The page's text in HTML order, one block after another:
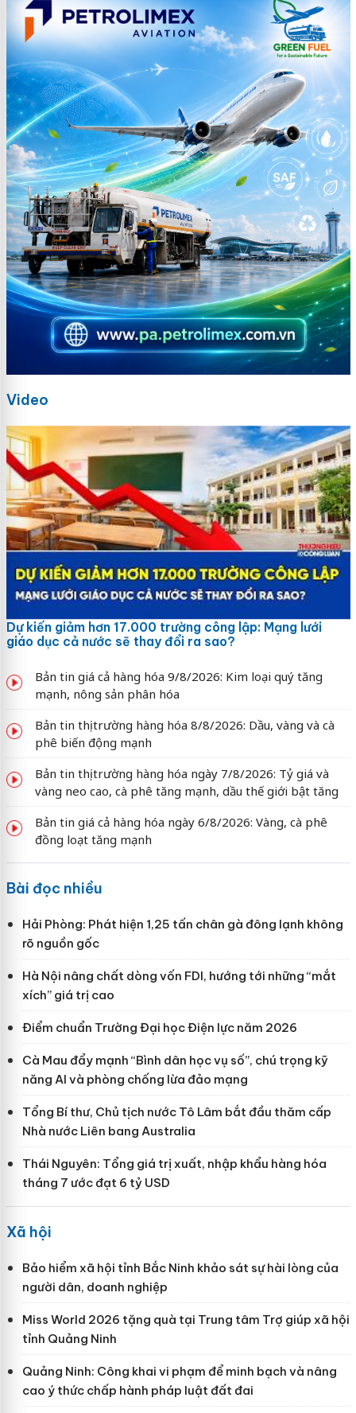
Video
Dự kiến giảm hơn 17.000 trường công lập: Mạng lưới
giáo dục cả nước sẽ thay đổi ra sao?
Bản tin giá cả hàng hóa 9/8/2026: Kim loại quý tăng
mạnh, nông sản phân hóa
Bản tin thị trường hàng hóa 8/8/2026: Dầu, vàng và cà
phê biến động mạnh
Bản tin thị trường hàng hóa ngày 7/8/2026: Tỷ giá và
vàng neo cao, cà phê tăng mạnh, dầu thế giới bật tăng
Bản tin giá cả hàng hóa ngày 6/8/2026: Vàng, cà phê
đồng loạt tăng mạnh
Bài đọc nhiều
Hải Phòng: Phát hiện 1,25 tấn chân gà đông lạnh không
rõ nguồn gốc
Hà Nội nâng chất dòng vốn FDI, hướng tới những “mắt
xích” giá trị cao
Điểm chuẩn Trường Đại học Điện lực năm 2026
Cà Mau đẩy mạnh “Bình dân học vụ số”, chú trọng kỹ
năng AI và phòng chống lừa đảo mạng
Tổng Bí thư, Chủ tịch nước Tô Lâm bắt đầu thăm cấp
Nhà nước Liên bang Australia
Thái Nguyên: Tổng giá trị xuất, nhập khẩu hàng hóa
tháng 7 ước đạt 6 tỷ USD
Xã hội
Bảo hiểm xã hội tỉnh Bắc Ninh khảo sát sự hài lòng của
người dân, doanh nghiệp
Miss World 2026 tặng quà tại Trung tâm Trợ giúp xã hội
tỉnh Quảng Ninh
Quảng Ninh: Công khai vi phạm để minh bạch và nâng
cao ý thức chấp hành pháp luật đất đai